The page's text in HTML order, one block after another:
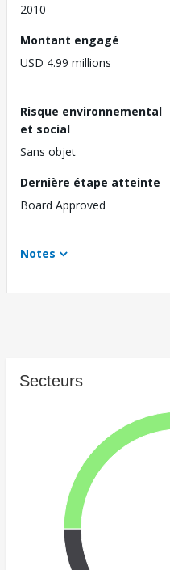
2010
Montant engagé
USD 4.99 millions
Risque environnemental
et social
Sans objet
Dernière étape atteinte
Board Approved
Notes
Secteurs